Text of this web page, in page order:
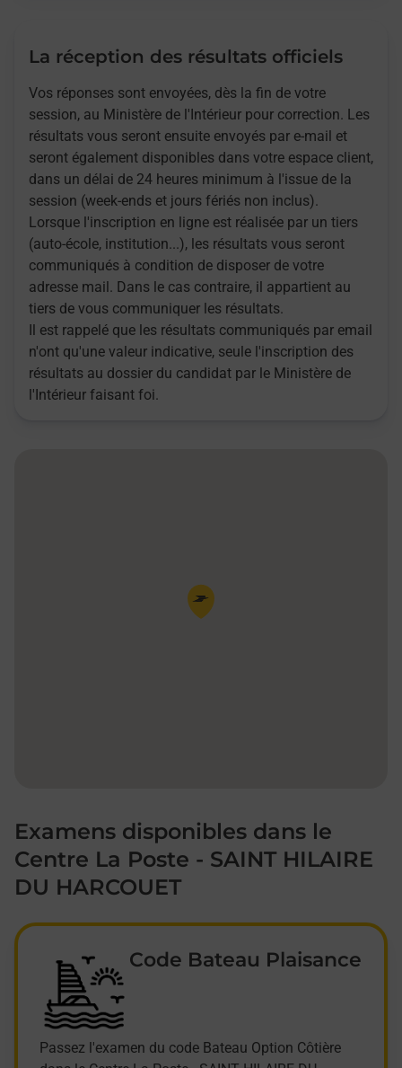
La réception des résultats officiels
Vos réponses sont envoyées, dès la fin de votre
session, au Ministère de l'Intérieur pour correction. Les
résultats vous seront ensuite envoyés par e-mail et
seront également disponibles dans votre espace client,
dans un délai de 24 heures minimum à l'issue de la
session (week-ends et jours fériés non inclus).
Lorsque l'inscription en ligne est réalisée par un tiers
(auto-école, institution...), les résultats vous seront
communiqués à condition de disposer de votre
adresse mail. Dans le cas contraire, il appartient au
tiers de vous communiquer les résultats.
Il est rappelé que les résultats communiqués par email
n'ont qu'une valeur indicative, seule l'inscription des
résultats au dossier du candidat par le Ministère de
l'Intérieur faisant foi.
Pin de la carte
Examens disponibles dans le
Centre La Poste - SAINT HILAIRE
DU HARCOUET
Code Bateau Plaisance
Passez l'examen du code Bateau Option Côtière